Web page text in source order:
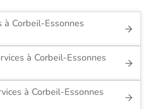
à Corbeil-Essonnes
à Corbeil-Essonnes
à Corbeil-Essonnes